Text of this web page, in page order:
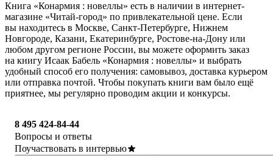
Книга «Конармия : новеллы» есть в наличии в интернет-
магазине «Читай-город» по привлекательной цене. Если
вы находитесь в Москве, Санкт-Петербурге, Нижнем
Новгороде, Казани, Екатеринбурге, Ростове-на-Дону или
любом другом регионе России, вы можете оформить заказ
на книгу Исаак Бабель «Конармия : новеллы» и выбрать
удобный способ его получения: самовывоз, доставка курьером
или отправка почтой. Чтобы покупать книги вам было ещё
приятнее, мы регулярно проводим акции и конкурсы.
8 495 424-84-44
Вопросы и ответы
Поучаствовать в интервью